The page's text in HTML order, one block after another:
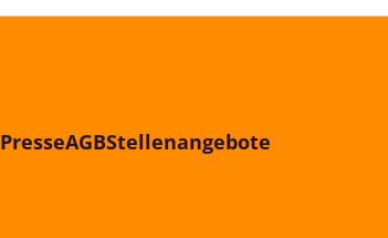
PresseAGBStellenangebote